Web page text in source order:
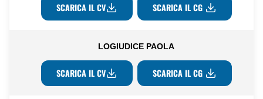
SCARICA IL CV SCARICA IL CG
LOGIUDICE PAOLA
SCARICA IL CV SCARICA IL CG